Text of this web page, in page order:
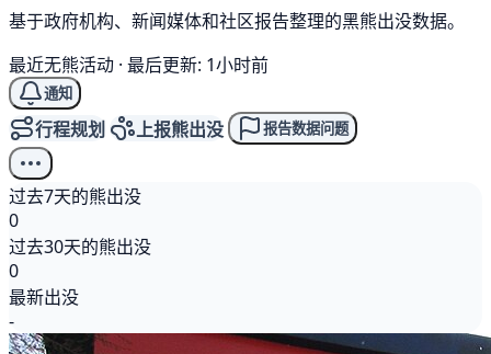
基于政府机构、新闻媒体和社区报告整理的黑熊出没数据。
最近无熊活动 · 最后更新: 1小时前
通知
行程规划 上报熊出没 报告数据问题
过去7天的熊出没
0
过去30天的熊出没
0
最新出没
-